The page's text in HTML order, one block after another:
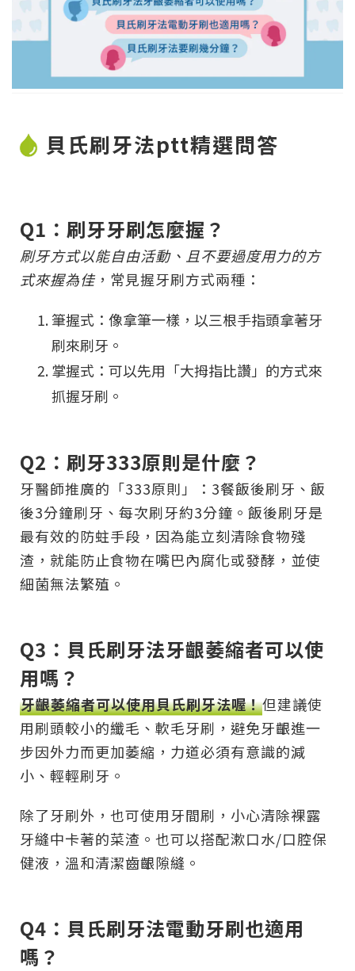
貝氏刷牙法ptt精選問答
Q1：刷牙牙刷怎麼握？
刷牙方式以能自由活動、且不要過度用力的方
式來握為佳，常見握牙刷方式兩種：
筆握式：像拿筆一樣，以三根手指頭拿著牙
刷來刷牙。
掌握式：可以先用「大拇指比讚」的方式來
抓握牙刷。
Q2：刷牙333原則是什麼？
牙醫師推廣的「333原則」：3餐飯後刷牙、飯
後3分鐘刷牙、每次刷牙約3分鐘。飯後刷牙是
最有效的防蛀手段，因為能立刻清除食物殘
渣，就能防止食物在嘴巴內腐化或發酵，並使
細菌無法繁殖。
Q3：貝氏刷牙法牙齦萎縮者可以使
用嗎？
牙齦萎縮者可以使用貝氏刷牙法喔！但建議使
用刷頭較小的纖毛、軟毛牙刷，避免牙齦進一
步因外力而更加萎縮，力道必須有意識的減
小、輕輕刷牙。
除了牙刷外，也可使用牙間刷，小心清除裸露
牙縫中卡著的菜渣。也可以搭配漱口水/口腔保
健液，溫和清潔齒齦隙縫。
Q4：貝氏刷牙法電動牙刷也適用
嗎？